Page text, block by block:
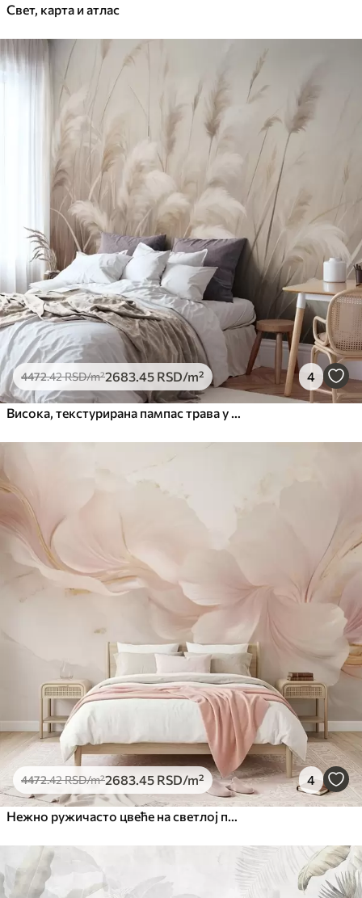
Свет, карта и атлас
4472.42RSD/m²2683 .45 RSD/m² 4
4472.42RSD/m²2683 .45 RSD/m² 4